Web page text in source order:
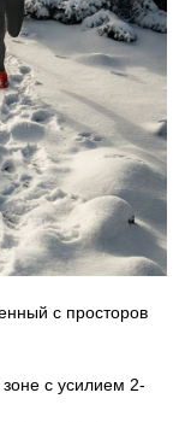
с просторов
с усилием 2-